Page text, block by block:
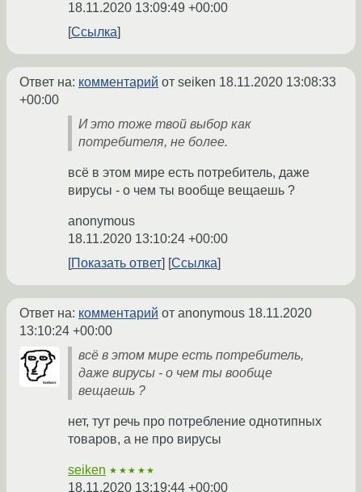
18.11.2020 13:09:49 +00:00
Ссылка
Ответ на: комментарий от seiken 18.11.2020 13:08:33
+00:00
И это тоже твой выбор как
потребителя, не более.
всё в этом мире есть потребитель, даже
вирусы - о чем ты вообще вещаешь ?
anonymous
18.11.2020 13:10:24 +00:00
Показать ответ
Ссылка
Ответ на: комментарий от anonymous 18.11.2020
13:10:24 +00:00
всё в этом мире есть потребитель,
даже вирусы - о чем ты вообще
вещаешь ?
нет, тут речь про потребление однотипных
товаров, а не про вирусы
seiken ★★★★★
18.11.2020 13:19:44 +00:00